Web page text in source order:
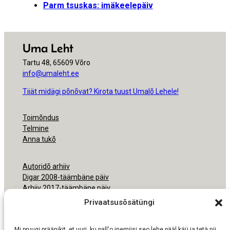
Privaatsusõsätüngi
Parm tsuskas: imäkeelepäiv
Uma Leht
Tartu 48, 65609 Võro
info@umaleht.ee
Tiiät midägi põnõvat? Kirota tuust Umalõ Lehele!
Toimõndus
Telmine
Anna tukõ
Autoridõ arhiiv
Digar 2008-täämbäne päiv
Arhiiv 2017-täämbäne päiv
Ligipäsemine